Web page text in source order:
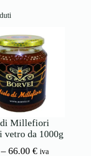
Millefiori
vetro da 1000g
– 66.00€Fascia
iva